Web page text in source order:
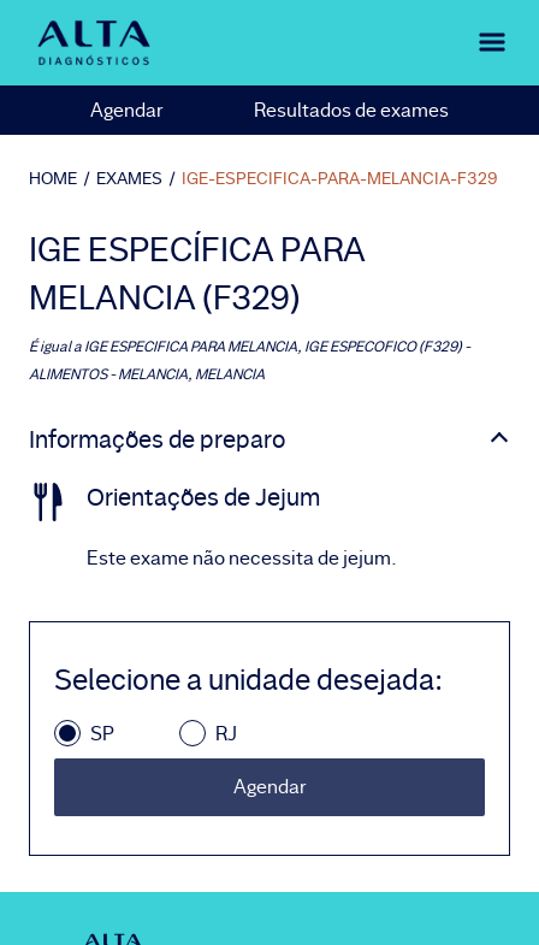
Agendar Resultados de exames
HOME / EXAMES / IGE-ESPECIFICA-PARA-MELANCIA-F329
IGE ESPECÍFICA PARA
MELANCIA (F329)
É igual aIGE ESPECIFICA PARA MELANCIA, IGE ESPECOFICO (F329) -
ALIMENTOS - MELANCIA, MELANCIA
Informações de preparo
Orientações de Jejum
Este exame não necessita de jejum.
Selecione a unidade desejada:
SP RJ
Agendar